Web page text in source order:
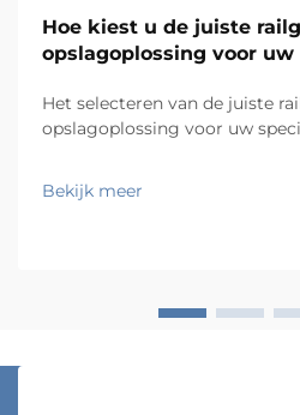
Hoe kiest u de juiste
opslagoplossing voor uw
Het selecteren van de juiste
opslagoplossing voor uw
operationele factoren die
zowel de functionaliteit als de
Bekijk meer